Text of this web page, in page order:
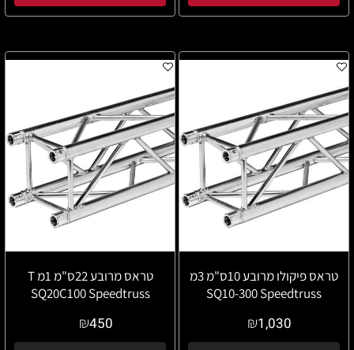
טראס פיקולו מרובע 10ס"מ 3מ
SQ10-300 Speedtruss
₪1,030
טראס מרובע 22ס"מ 1מ T
SQ20C100 Speedtruss
₪450